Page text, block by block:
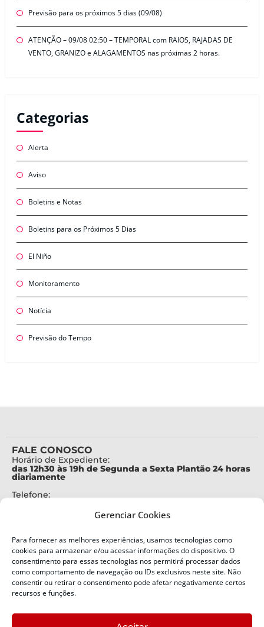
Gerenciar Cookies
Para fornecer as melhores experiências, usamos tecnologias como
cookies para armazenar e/ou acessar informações do dispositivo. O
consentimento para essas tecnologias nos permitirá processar dados
como comportamento de navegação ou IDs exclusivos neste site. Não
consentir ou retirar o consentimento pode afetar negativamente certos
recursos e funções.
Previsão para os próximos 5 dias (09/08)
ATENÇÃO – 09/08 02:50 – TEMPORAL com RAIOS, RAJADAS DE
VENTO, GRANIZO e ALAGAMENTOS nas próximas 2 horas.
Categorias
Alerta
Aviso
Boletins e Notas
Boletins para os Próximos 5 Dias
El Niño
Monitoramento
Notícia
Previsão do Tempo
FALE CONOSCO
Horário de Expediente:
das 12h30 às 19h de Segunda a Sexta Plantão 24 horas
diariamente
Telefone:
Alertas Defesa Civil:
SMS 40199
ENDEREÇO
Defesa Civil do Estado de Santa Catarina
Bairro: